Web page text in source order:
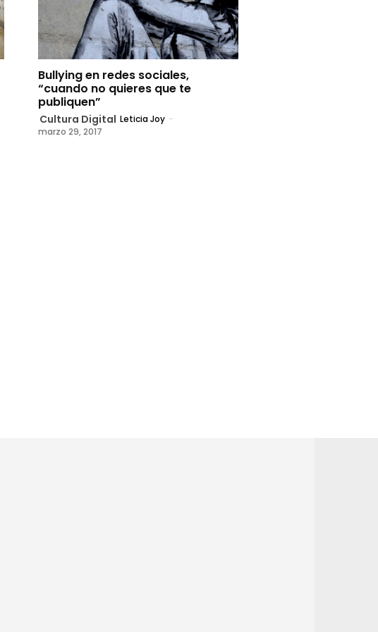
Bullying en redes sociales,
“cuando no quieres que te
publiquen”
Cultura Digital Leticia Joy -
marzo 29, 2017